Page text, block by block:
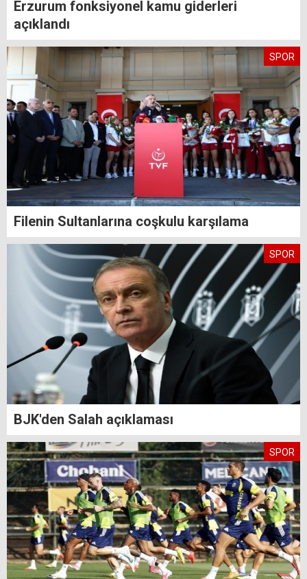
Erzurum fonksiyonel kamu giderleri
açıklandı
SPOR
Filenin Sultanlarına coşkulu karşılama
SPOR
BJK'den Salah açıklaması
SPOR